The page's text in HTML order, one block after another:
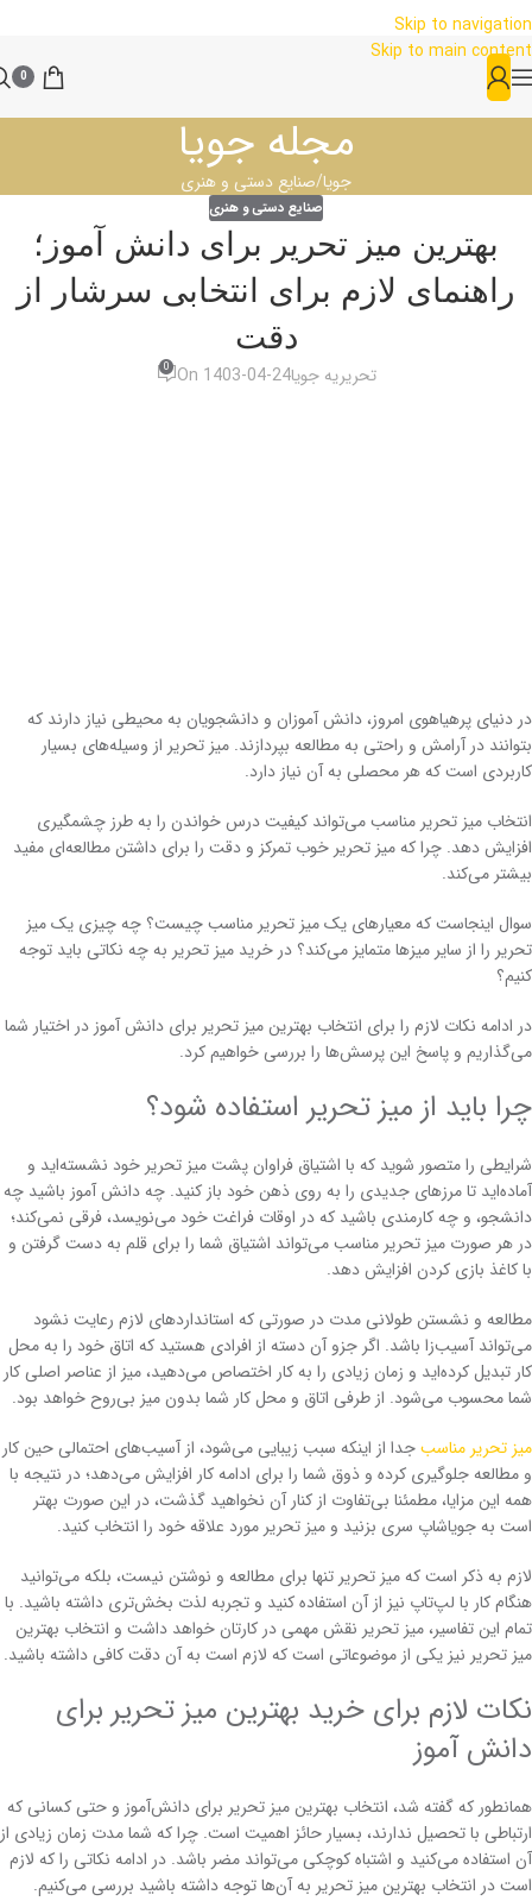
Skip to navigation
Skip to main content
0
مجله جویا
جویا صنایع دستی و هنری
صنایع دستی و هنری
بهترین میز تحریر برای دانش آموز؛
راهنمای لازم برای انتخابی سرشار از
دقت
تحریریه جویاOn 1403-04-24
0
در دنیای پرهیاهوی امروز، دانش آموزان و دانشجویان به محیطی نیاز دارند که
بتوانند در آرامش و راحتی به مطالعه بپردازند. میز تحریر از وسیله‌های بسیار
کاربردی است که هر محصلی به آن نیاز دارد.
انتخاب میز تحریر مناسب می‌تواند کیفیت درس خواندن را به طرز چشمگیری
افزایش دهد. چرا که میز تحریر خوب تمرکز و دقت را برای داشتن مطالعه‌ای مفید
بیشتر می‌کند.
سوال اینجاست که معیارهای یک میز تحریر مناسب چیست؟ چه چیزی یک میز
تحریر را از سایر میزها متمایز می‌کند؟ در خرید میز تحریر به چه نکاتی باید توجه
کنیم؟
در ادامه نکات لازم را برای انتخاب بهترین میز تحریر برای دانش آموز در اختیار شما
می‌گذاریم و پاسخ این پرسش‌ها را بررسی خواهیم کرد.
چرا باید از میز تحریر استفاده شود؟
شرایطی را متصور شوید که با اشتیاق فراوان پشت میز تحریر خود نشسته‌اید و
آماده‌اید تا مرزهای جدیدی را به روی ذهن خود باز کنید. چه دانش آموز باشید چه
دانشجو، و چه کارمندی باشید که در اوقات فراغت خود می‌نویسد، فرقی نمی‌کند؛
در هر صورت میز تحریر مناسب می‌تواند اشتیاق شما را برای قلم به دست گرفتن و
با کاغذ بازی کردن افزایش دهد.
مطالعه و نشستن طولانی مدت در صورتی که استانداردهای لازم رعایت نشود
می‌تواند آسیب‌زا باشد. اگر جزو آن دسته از افرادی هستید که اتاق خود را به محل
کار تبدیل کرده‌اید و زمان زیادی را به کار اختصاص می‌دهید، میز از عناصر اصلی کار
شما محسوب می‌شود. از طرفی اتاق و محل کار شما بدون میز بی‌روح خواهد بود.
میز تحریر مناسبجدا از اینکه سبب زیبایی می‌شود، از آسیب‌های احتمالی حین کار
و مطالعه جلوگیری کرده و ذوق شما را برای ادامه کار افزایش می‌دهد؛ در نتیجه با
همه این مزایا، مطمئنا بی‌تفاوت از کنار آن نخواهید گذشت، در این صورت بهتر
است به جویاشاپ سری بزنید و میز تحریر مورد علاقه خود را انتخاب کنید.
لازم به ذکر است که میز تحریر تنها برای مطالعه و نوشتن نیست، بلکه می‌توانید
هنگام کار با لپ‌تاپ نیز از آن استفاده کنید و تجربه لذت بخش‌تری داشته باشید. با
تمام این تفاسیر، میز تحریر نقش مهمی در کارتان خواهد داشت و انتخاب بهترین
میز تحریر نیز یکی از موضوعاتی است که لازم است به آن دقت کافی داشته باشید.
نکات لازم برای خرید بهترین میز تحریر برای
دانش آموز
همانطور که گفته شد، انتخاب بهترین میز تحریر برای دانش‌آموز و حتی کسانی که
ارتباطی با تحصیل ندارند، بسیار حائز اهمیت است. چرا که شما مدت زمان زیادی از
آن استفاده می‌کنید و اشتباه کوچکی می‌تواند مضر باشد. در ادامه نکاتی را که لازم
است در انتخاب بهترین میز تحریر به آن‌ها توجه داشته باشید بررسی می‌کنیم.